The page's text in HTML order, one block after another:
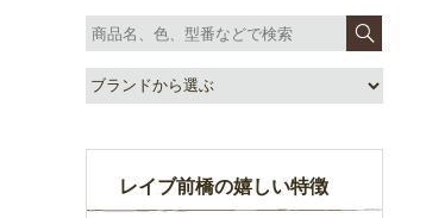
レイブ前橋の嬉しい特徴